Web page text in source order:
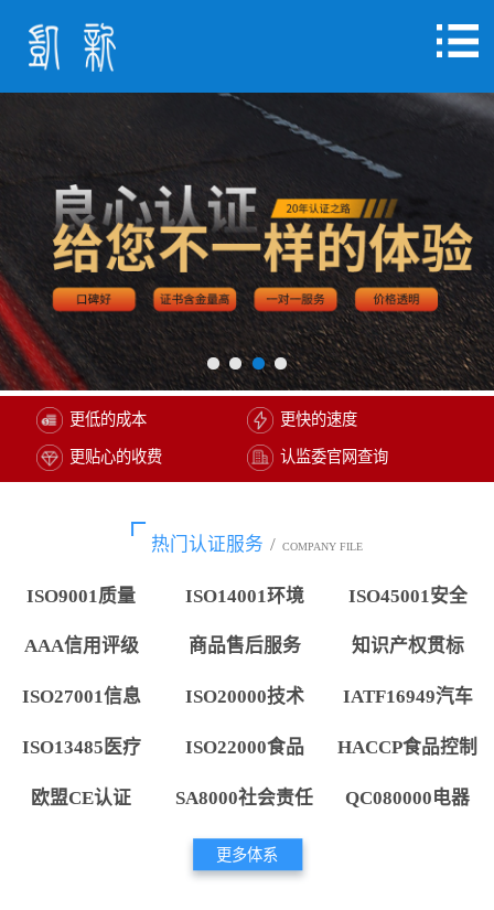
更低的成本 更快的速度
更贴心的收费 认监委官网查询
热门认证服务 / COMPANY FILE
ISO9001质量 ISO14001环境 ISO45001安全
AAA信用评级 商品售后服务 知识产权贯标
ISO27001信息 ISO20000技术 IATF16949汽车
ISO13485医疗 ISO22000食品 HACCP食品控制
欧盟CE认证 SA8000社会责任 QC080000电器
更多体系